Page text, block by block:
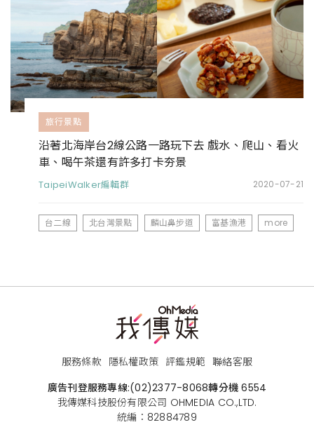
旅行景點
沿著北海岸台2線公路一路玩下去 戲水、爬山、看火
車、喝午茶還有許多打卡夯景
TaipeiWalker編輯群 2020-07-21
台二線 北台灣景點 麟山鼻步道 富基漁港 more
服務條款 隱私權政策 評鑑規範 聯絡客服
廣告刊登服務專線:(02)2377-8068轉分機 6554
我傳媒科技股份有限公司 OHMEDIA CO.,LTD.
統編：82884789